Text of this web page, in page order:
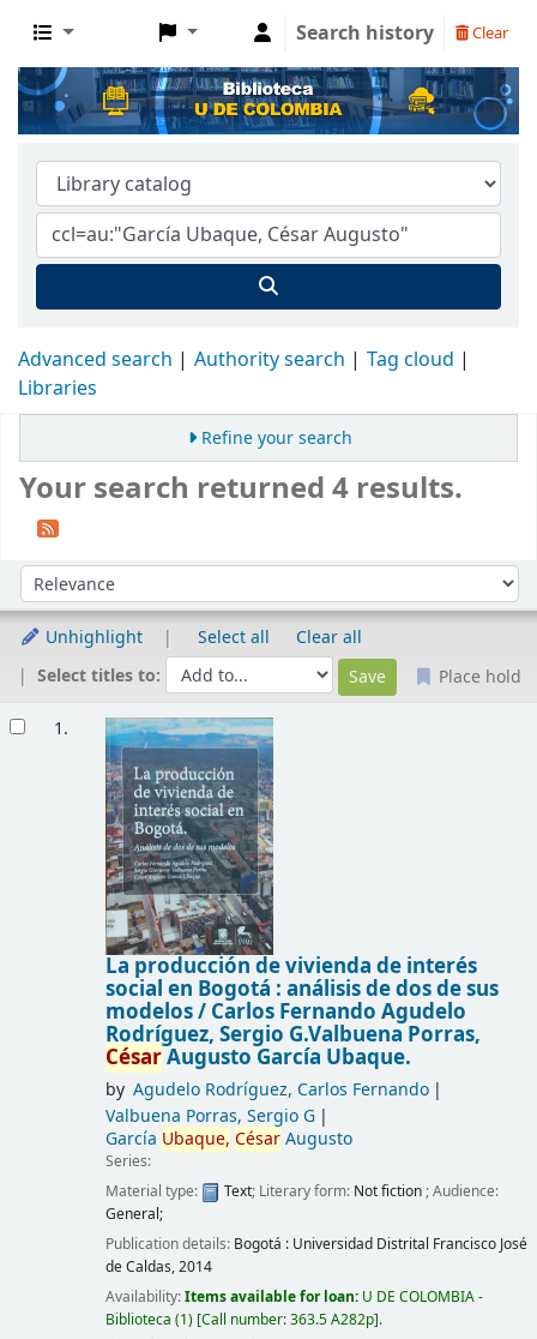
Search history Clear
Advanced search Authority search
Tag cloud
Libraries
Refine your search
Your search returned 4 results.
Sort by:
Unhighlight Select all
Clear all
Select titles to:
Place hold
1.
La producción de vivienda de interés
social en Bogotá : análisis de dos de sus
modelos / Carlos Fernando Agudelo
Rodríguez, Sergio G.Valbuena Porras,
CésarAugusto García Ubaque.
by Agudelo Rodríguez, Carlos Fernando
Valbuena Porras, Sergio G
García Ubaque, CésarAugusto
Series:
Material type:
Text; Literary form: Not fiction; Audience:
General;
Publication details: Bogotá : Universidad Distrital Francisco José
de Caldas,2014
Availability:Items available for loan: U DE COLOMBIA -
Biblioteca (1) Call number:363.5 A282p .